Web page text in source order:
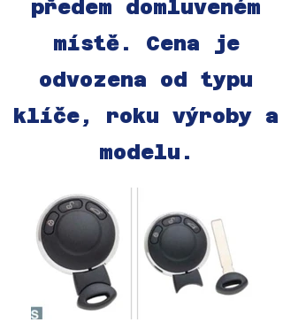
předem domluveném
místě. Cena je
odvozena od typu
klíče, roku výroby a
modelu.